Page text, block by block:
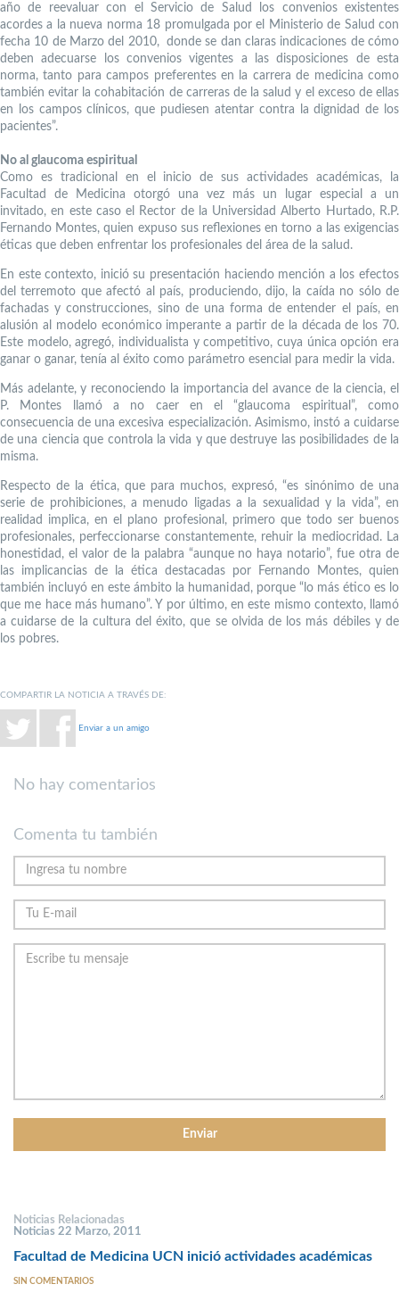
año de reevaluar con el Servicio de Salud los convenios existentes
acordes a la nueva norma 18 promulgada por el Ministerio de Salud con
fecha 10 de Marzo del 2010, donde se dan claras indicaciones de cómo
deben adecuarse los convenios vigentes a las disposiciones de esta
norma, tanto para campos preferentes en la carrera de medicina como
también evitar la cohabitación de carreras de la salud y el exceso de ellas
en los campos clínicos, que pudiesen atentar contra la dignidad de los
pacientes”.
No al glaucoma espiritual
Como es tradicional en el inicio de sus actividades académicas, la
Facultad de Medicina otorgó una vez más un lugar especial a un
invitado, en este caso el Rector de la Universidad Alberto Hurtado, R.P.
Fernando Montes, quien expuso sus reflexiones en torno a las exigencias
éticas que deben enfrentar los profesionales del área de la salud.
En este contexto, inició su presentación haciendo mención a los efectos
del terremoto que afectó al país, produciendo, dijo, la caída no sólo de
fachadas y construcciones, sino de una forma de entender el país, en
alusión al modelo económico imperante a partir de la década de los 70.
Este modelo, agregó, individualista y competitivo, cuya única opción era
ganar o ganar, tenía al éxito como parámetro esencial para medir la vida.
Más adelante, y reconociendo la importancia del avance de la ciencia, el
P. Montes llamó a no caer en el “glaucoma espiritual”, como
consecuencia de una excesiva especialización. Asimismo, instó a cuidarse
de una ciencia que controla la vida y que destruye las posibilidades de la
misma.
Respecto de la ética, que para muchos, expresó, “es sinónimo de una
serie de prohibiciones, a menudo ligadas a la sexualidad y la vida”, en
realidad implica, en el plano profesional, primero que todo ser buenos
profesionales, perfeccionarse constantemente, rehuir la mediocridad. La
honestidad, el valor de la palabra “aunque no haya notario”, fue otra de
las implicancias de la ética destacadas por Fernando Montes, quien
también incluyó en este ámbito la humanidad, porque “lo más ético es lo
que me hace más humano”. Y por último, en este mismo contexto, llamó
a cuidarse de la cultura del éxito, que se olvida de los más débiles y de
los pobres.
COMPARTIR LA NOTICIA A TRAVÉS DE:
Enviar a un amigo
No hay comentarios
Comenta tu también
Noticias Relacionadas
Noticias 22 Marzo, 2011
Facultad de Medicina UCN inició actividades académicas
SIN COMENTARIOS